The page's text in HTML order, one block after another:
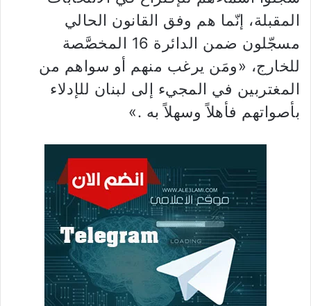
المقبلة، إنّما هم وفق القانون الحالي
مسجّلون ضمن الدائرة 16 المخصَّصة
للخارج، «ومَن يرغب منهم أو سواهم من
المغتربين في المجيء إلى لبنان للإدلاء
بأصواتهم فأهلاً وسهلاً به .»